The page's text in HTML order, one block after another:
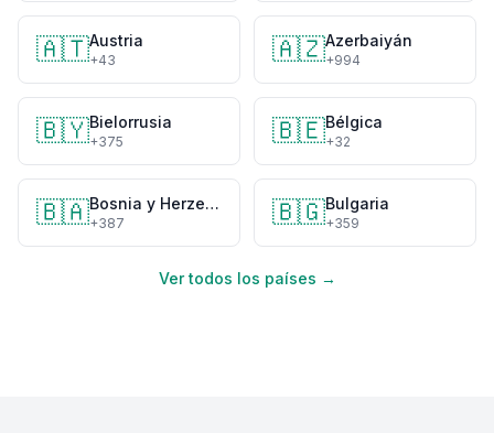
🇦🇹Austria
+43 🇦🇿Azerbaiyán
+994
🇧🇾Bielorrusia
+375 🇧🇪Bélgica
+32
🇧🇦 Bosnia y Herzegovina
+387 🇧🇬Bulgaria
+359
Ver todos los países →